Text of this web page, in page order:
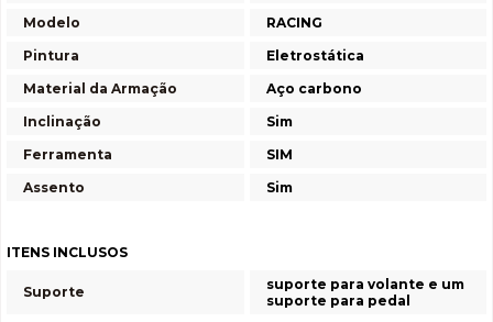
Modelo
RACING
Pintura
Eletrostática
Material da Armação
Aço carbono
Inclinação
Sim
Ferramenta
SIM
Assento
Sim
ITENS INCLUSOS
Suporte
suporte para volante e um
suporte para pedal